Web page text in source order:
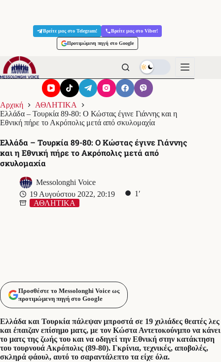
Βρείτε μας στο Telegram! Βρείτε μας στο Viber!
Προτιμώμενη πηγή στο Google
Αρχική
ΑΘΛΗΤΙΚΑ
Ελλάδα – Τουρκία 89-80: Ο Κώστας έγινε Γιάννης και η
Εθνική πήρε το Ακρόπολις μετά από σκυλομαχία
Ελλάδα – Τουρκία 89-80: Ο Κώστας έγινε Γιάννης
και η Εθνική πήρε το Ακρόπολις μετά από
σκυλομαχία
Messolonghi Voice
19 Αυγούστου 2022, 20:19
1′
ΑΘΛΗΤΙΚΑ
Προσθέστε το Messolonghi Voice ως
προτιμώμενη πηγή στο Google
Ελλάδα και Τουρκία πάλεψαν μπροστά σε 19 χιλιάδες θεατές λες
και έπαιζαν επίσημο ματς, με τον Κώστα Αντετοκούνμπο να κάνει
το ματς της ζωής του και να οδηγεί την Εθνική στην κατάκτηση
του τουρνουά Ακρόπολις (89-80). Γκρίνια, τεχνικές, αποβολές,
σκληρά φάουλ, αυτό το σαραντάλεπτο τα είχε όλα.